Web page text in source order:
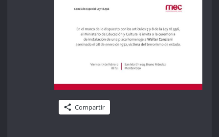
Compartir